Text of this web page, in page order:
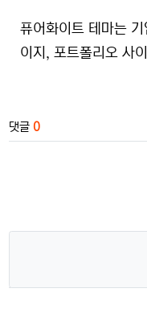
퓨어화이트 테마는
이지, 포트폴리오 사
댓글 0